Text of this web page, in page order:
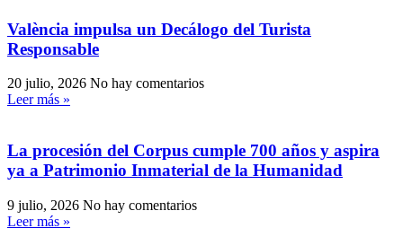
València impulsa un Decálogo del Turista
Responsable
20 julio, 2026 No hay comentarios
Leer más »
La procesión del Corpus cumple 700 años y aspira
ya a Patrimonio Inmaterial de la Humanidad
9 julio, 2026 No hay comentarios
Leer más »